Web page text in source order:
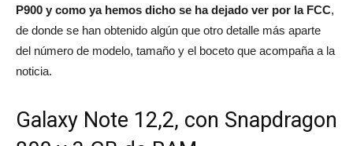
P900 y como ya hemos dicho se ha dejado ver por la FCC,
de donde se han obtenido algún que otro detalle más aparte
del número de modelo, tamaño y el boceto que acompaña a la
noticia.
Galaxy Note 12,2, con Snapdragon